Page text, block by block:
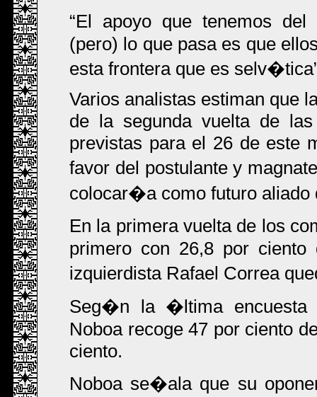
El apoyo que tenemos
(pero) lo que pasa es que
esta frontera que es selv�tica
Varios analistas estiman que
de la segunda vuelta de las
previstas para el 26 de este
favor del postulante y
colocar�a como futuro aliado
En la primera vuelta de los
primero con 26,8 por ciento
izquierdista Rafael Correa
Seg�n la �ltima encuesta
Noboa recoge 47 por ciento
ciento.
Noboa se�ala que su